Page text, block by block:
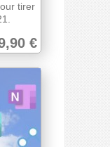
tirer
€